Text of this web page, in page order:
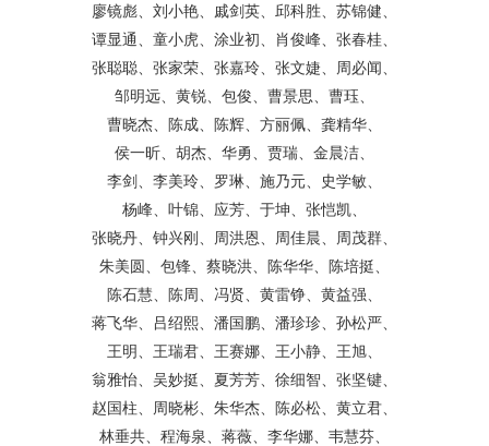
廖镜彪、刘小艳、戚剑英、邱科胜、苏锦健、
谭显通、童小虎、涂业初、肖俊峰、张春桂、
张聪聪、张家荣、张嘉玲、张文婕、周必闻、
邹明远、黄锐、包俊、曹景思、曹珏、
曹晓杰、陈成、陈辉、方丽佩、龚精华、
侯一昕、胡杰、华勇、贾瑞、金晨洁、
李剑、李美玲、罗琳、施乃元、史学敏、
杨峰、叶锦、应芳、于坤、张恺凯、
张晓丹、钟兴刚、周洪恩、周佳晨、周茂群、
朱美圆、包锋、蔡晓洪、陈华华、陈培挺、
陈石慧、陈周、冯贤、黄雷铮、黄益强、
蒋飞华、吕绍熙、潘国鹏、潘珍珍、孙松严、
王明、王瑞君、王赛娜、王小静、王旭、
翁雅怡、吴妙挺、夏芳芳、徐细智、张坚键、
赵国柱、周晓彬、朱华杰、陈必松、黄立君、
林垂共、程海泉、蒋薇、李华娜、韦慧芬、